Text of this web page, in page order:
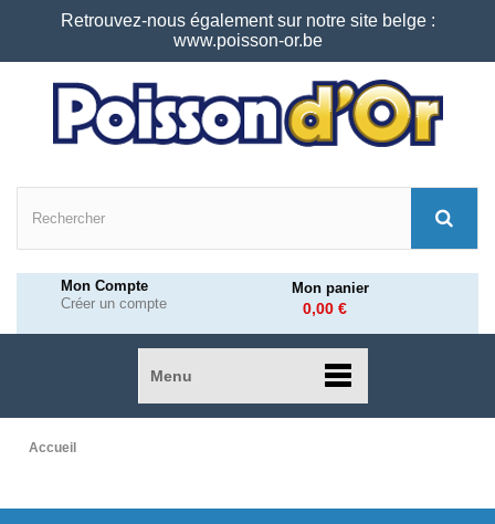
Retrouvez-nous également sur notre site belge :
www.poisson-or.be
Mon Compte
Créer un compte
Mon panier
0,00 €
Menu
Accueil